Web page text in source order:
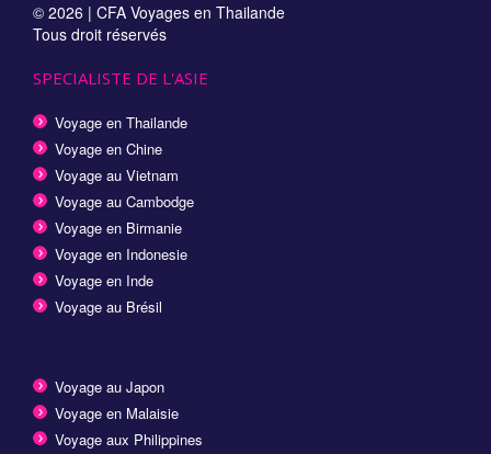
© 2026 | CFA Voyages en Thailande
Tous droit réservés
SPECIALISTE DE L'ASIE
Voyage en Thailande
Voyage en Chine
Voyage au Vietnam
Voyage au Cambodge
Voyage en Birmanie
Voyage en Indonesie
Voyage en Inde
Voyage au Brésil
Voyage au Japon
Voyage en Malaisie
Voyage aux Philippines